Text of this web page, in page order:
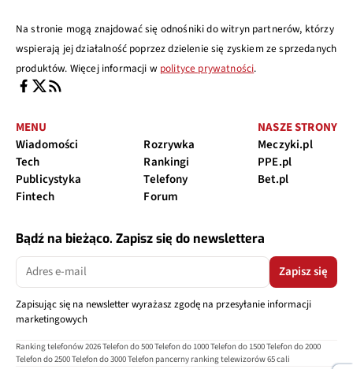
Na stronie mogą znajdować się odnośniki do witryn partnerów, którzy
wspierają jej działalność poprzez dzielenie się zyskiem ze sprzedanych
produktów. Więcej informacji w polityce prywatności.
MENU
Wiadomości
Tech
Publicystyka
Fintech
Rozrywka
Rankingi
Telefony
Forum
NASZE STRONY
Meczyki.pl
PPE.pl
Bet.pl
Bądź na bieżąco. Zapisz się do newslettera
Zapisz się
Zapisując się na newsletter wyrażasz zgodę na przesyłanie informacji
marketingowych
Ranking telefonów 2026Telefon do 500Telefon do 1000Telefon do 1500Telefon do 2000
Telefon do 2500Telefon do 3000Telefon pancerny ranking telewizorów 65 cali